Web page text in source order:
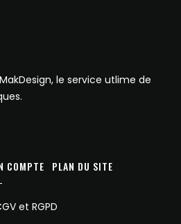
le service utlime de
COMPTE PLAN DU SITE
et RGPD